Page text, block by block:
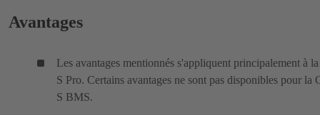
Avantages
Les avantages mentionnés s'appliquent principalement à
S Pro. Certains avantages ne sont pas disponibles pour la
S BMS.